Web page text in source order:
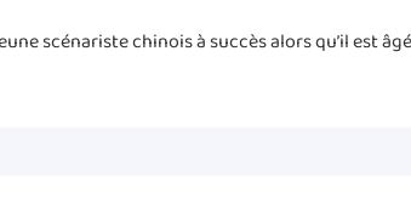
scénariste chinois à succès alors qu’il est âgé